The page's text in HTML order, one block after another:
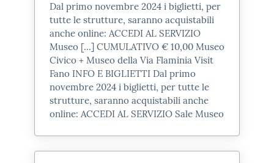
Ex chiesa di San Michele, Via Arco
d'Augusto, Fano
Il Museo della Via Flaminia
ospitato nellachiesa di San
Michele attigua all’Arco
d’Augusto,è stato inaugurato nel
Dal primo novembre 2024 i biglietti, per
tutte le strutture, saranno acquistabili
anche online: ACCEDI AL SERVIZIO
Museo [...] CUMULATIVO € 10,00 Museo
Civico + Museo della Via Flaminia Visit
Fano INFO E BIGLIETTI Dal primo
novembre 2024 i biglietti, per tutte le
strutture, saranno acquistabili anche
online: ACCEDI AL SERVIZIO Sale Museo